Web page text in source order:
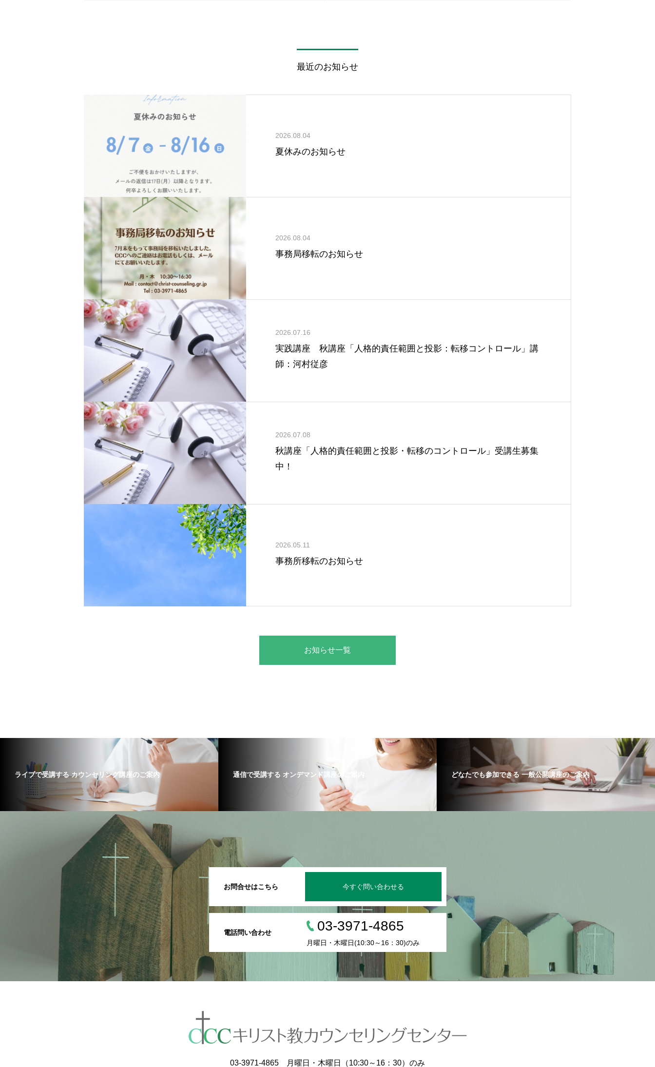
最近のお知らせ
2026.08.04
夏休みのお知らせ
2026.08.04
事務局移転のお知らせ
2026.07.16
実践講座 秋講座「人格的責任範囲と投影：転移コントロール」講
師：河村従彦
2026.07.08
秋講座「人格的責任範囲と投影・転移のコントロール」受講生募集
中！
2026.05.11
事務所移転のお知らせ
お知らせ一覧
ライブで受講する カウンセリング講座のご案内 通信で受講する オンデマンド講座のご案内 どなたでも参加できる 一般公開講座のご案内
お問合せはこちら 今すぐ問い合わせる
電話問い合わせ 03-3971-4865
月曜日・木曜日(10:30～16：30)のみ
03-3971-4865 月曜日・木曜日（10:30～16：30）のみ